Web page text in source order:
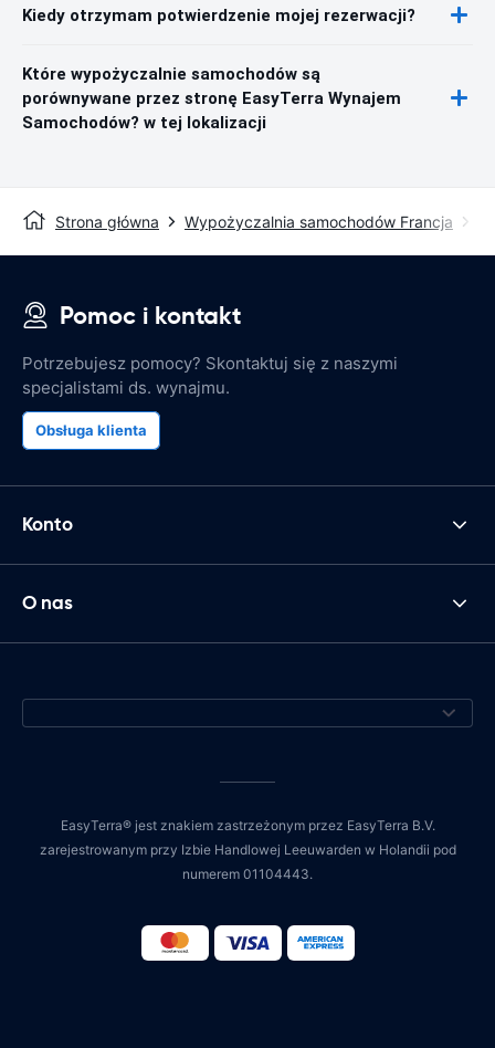
Kiedy otrzymam potwierdzenie mojej rezerwacji?
Które wypożyczalnie samochodów są
porównywane przez stronę EasyTerra Wynajem
Samochodów? w tej lokalizacji
Strona główna Wypożyczalnia samochodów Francja
Pomoc i kontakt
Potrzebujesz pomocy? Skontaktuj się z naszymi
specjalistami ds. wynajmu.
Obsługa klienta
Konto
O nas
EasyTerra® jest znakiem zastrzeżonym przez EasyTerra B.V.
zarejestrowanym przy Izbie Handlowej Leeuwarden w Holandii pod
numerem 01104443.